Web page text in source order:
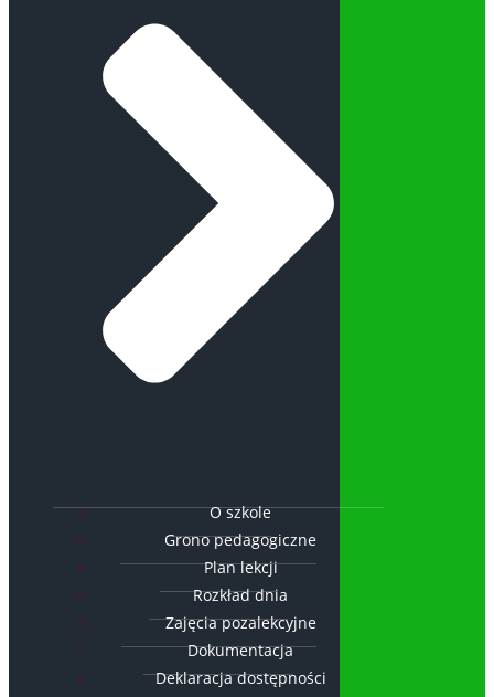
O szkole
Grono pedagogiczne
Plan lekcji
Rozkład dnia
Zajęcia pozalekcyjne
Dokumentacja
Deklaracja dostępności